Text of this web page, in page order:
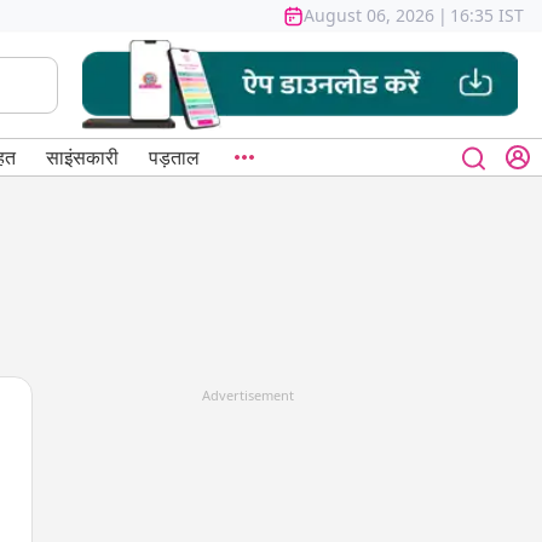
August 06, 2026 | 16:35 IST
साइंसकारी पड़ताल
Advertisement